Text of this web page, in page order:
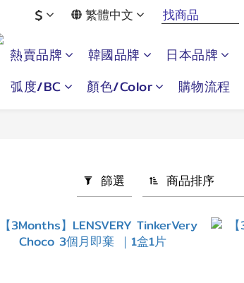
$ 繁體中文
熱賣品牌 韓國品牌
日本品牌
弧度/BC 顏色/Color 購物流程
篩選 商品排序